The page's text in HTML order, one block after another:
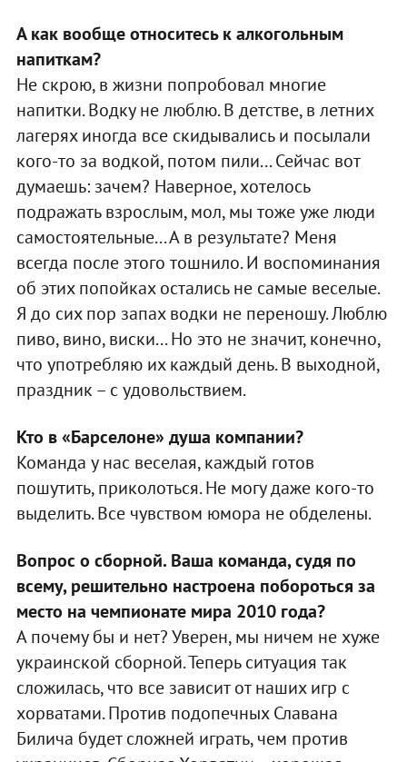
А как вообще относитесь к алкогольным
напиткам?
Не скрою, в жизни попробовал многие
напитки. Водку не люблю. В детстве, в летних
лагерях иногда все скидывались и посылали
кого-то за водкой, потом пили... Сейчас вот
думаешь: зачем? Наверное, хотелось
подражать взрослым, мол, мы тоже уже люди
самостоятельные... А в результате? Меня
всегда после этого тошнило. И воспоминания
об этих попойках остались не самые веселые.
Я до сих пор запах водки не переношу. Люблю
пиво, вино, виски... Но это не значит, конечно,
что употребляю их каждый день. В выходной,
праздник – с удовольствием.
Кто в «Барселоне» душа компании?
Команда у нас веселая, каждый готов
пошутить, приколоться. Не могу даже кого-то
выделить. Все чувством юмора не обделены.
Вопрос о сборной. Ваша команда, судя по
всему, решительно настроена побороться за
место на чемпионате мира 2010 года?
А почему бы и нет? Уверен, мы ничем не хуже
украинской сборной. Теперь ситуация так
сложилась, что все зависит от наших игр с
хорватами. Против подопечных Славана
Билича будет сложней играть, чем против